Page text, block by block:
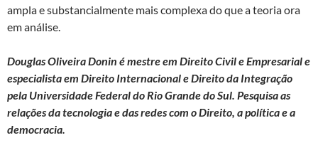
ampla e substancialmente mais complexa do que a teoria ora
em análise.
Douglas Oliveira Donin é mestre em Direito Civil e Empresarial e
especialista em Direito Internacional e Direito da Integração
pela Universidade Federal do Rio Grande do Sul. Pesquisa as
relações da tecnologia e das redes com o Direito, a política e a
democracia.